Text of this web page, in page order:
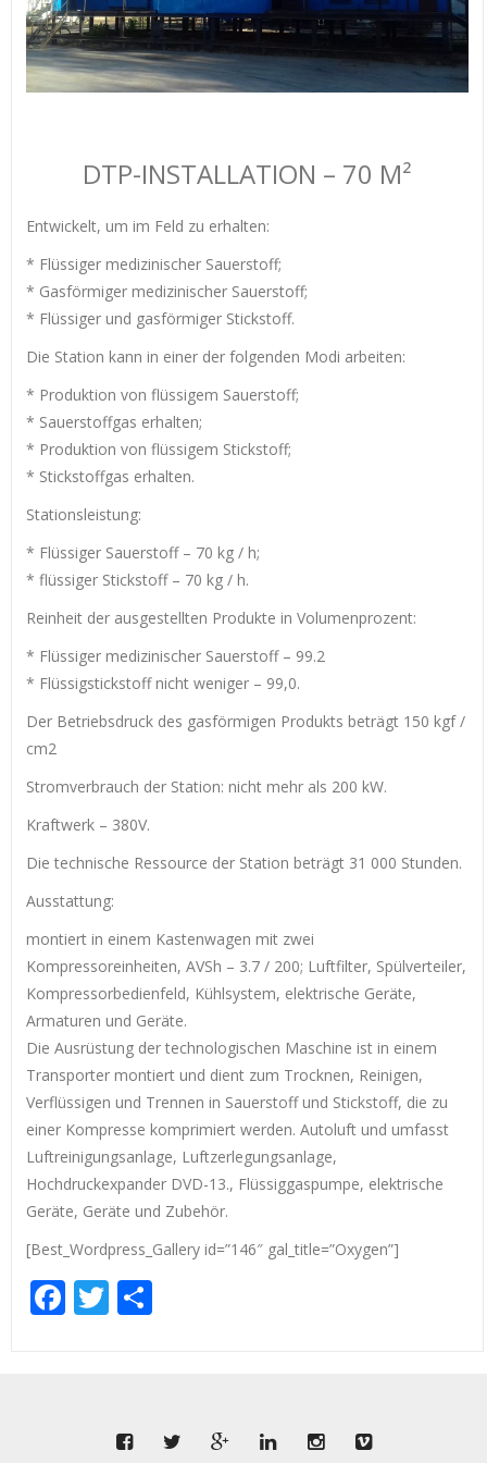
DTP-INSTALLATION – 70 M²
Entwickelt, um im Feld zu erhalten:
* Flüssiger medizinischer Sauerstoff;
* Gasförmiger medizinischer Sauerstoff;
* Flüssiger und gasförmiger Stickstoff.
Die Station kann in einer der folgenden Modi arbeiten:
* Produktion von flüssigem Sauerstoff;
* Sauerstoffgas erhalten;
* Produktion von flüssigem Stickstoff;
* Stickstoffgas erhalten.
Stationsleistung:
* Flüssiger Sauerstoff – 70 kg / h;
* flüssiger Stickstoff – 70 kg / h.
Reinheit der ausgestellten Produkte in Volumenprozent:
* Flüssiger medizinischer Sauerstoff – 99.2
* Flüssigstickstoff nicht weniger – 99,0.
Der Betriebsdruck des gasförmigen Produkts beträgt 150 kgf /
cm2
Stromverbrauch der Station: nicht mehr als 200 kW.
Kraftwerk – 380V.
Die technische Ressource der Station beträgt 31 000 Stunden.
Ausstattung:
montiert in einem Kastenwagen mit zwei
Kompressoreinheiten, AVSh – 3.7 / 200; Luftfilter, Spülverteiler,
Kompressorbedienfeld, Kühlsystem, elektrische Geräte,
Armaturen und Geräte.
Die Ausrüstung der technologischen Maschine ist in einem
Transporter montiert und dient zum Trocknen, Reinigen,
Verflüssigen und Trennen in Sauerstoff und Stickstoff, die zu
einer Kompresse komprimiert werden. Autoluft und umfasst
Luftreinigungsanlage, Luftzerlegungsanlage,
Hochdruckexpander DVD-13., Flüssiggaspumpe, elektrische
Geräte, Geräte und Zubehör.
[Best_Wordpress_Gallery id=”146″ gal_title=”Oxygen”]
Facebook
Twitter
Empfehlen